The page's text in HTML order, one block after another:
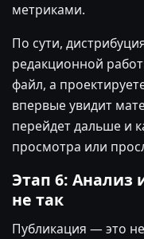
метриками.
По сути,
редакционной
файл, а
впервые увидит
перейдет дальше и
просмотра или
Этап 6:
не так
Публикация — это